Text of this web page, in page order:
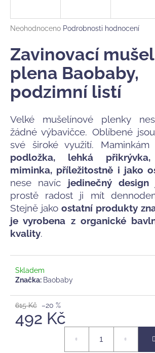
Průměrné
produktu
je
hvězdiček.
Neohodnoceno Podrobnosti hodnocení
Zavinovací
plena Baobaby,
podzimní listí
Velké mušelínové plenky
žádné výbavičce. Oblíbené
své široké využití. Maminkám
podložka, lehká
miminka, příležitostně i jako
nese navíc jedinečný
prostě radost ji mít
Stejně jako ostatní produkty
je vyrobena z organické
kvality.
Skladem
Značka: Baobaby
615 Kč –20 %
492 Kč
j
t
HLEDAT
D
o
p
o
r
u
č
u
m
e
MILNÍKOVÉ
KARTIČKY